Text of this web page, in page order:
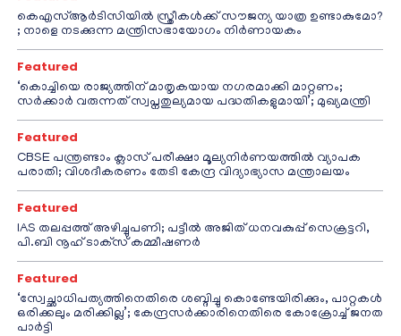
കെഎസ്ആർടിസിയിൽ സ്ത്രീകൾക്ക് സൗജന്യ യാത്ര ഉണ്ടാകുമോ?
; നാളെ നടക്കുന്ന മന്ത്രിസഭായോഗം നിർണായകം
Featured
‘കൊച്ചിയെ രാജ്യത്തിന് മാതൃകയായ നഗരമാക്കി മാറ്റണം;
സർക്കാർ വരുന്നത് സ്വപ്നതുല്യമായ പദ്ധതികളുമായി’; മുഖ്യമന്ത്രി
Featured
CBSE പന്ത്രണ്ടാം ക്ലാസ് പരീക്ഷാ മൂല്യനിർണയത്തിൽ വ്യാപക
പരാതി; വിശദീകരണം തേടി കേന്ദ്ര വിദ്യാഭ്യാസ മന്ത്രാലയം
Featured
IAS തലപ്പത്ത് അഴിച്ചുപണി; പട്ടീല്‍ അജിത് ധനവകുപ്പ് സെക്രട്ടറി,
പി.ബി നൂഹ് ടാക്‌സ് കമ്മീഷണര്‍
Featured
‘സ്വേച്ഛാധിപത്യത്തിനെതിരെ ശബ്ദിച്ചു കൊണ്ടേയിരിക്കും, പാറ്റകൾ
ഒരിക്കലും മരിക്കില്ല’; കേന്ദ്രസർക്കാരിനെതിരെ കോക്രോച്ച് ജനത
പാർട്ടി